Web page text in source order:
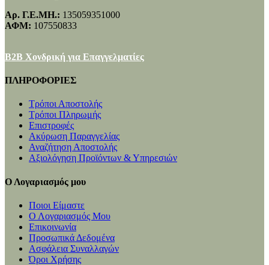
Αρ. Γ.Ε.ΜΗ.: 135059351000
ΑΦΜ: 107550833
B2B Χονδρική για Επαγγελματίες
ΠΛΗΡΟΦΟΡΙΕΣ
Τρόποι Αποστολής
Τρόποι Πληρωμής
Επιστροφές
Ακύρωση Παραγγελίας
Αναζήτηση Αποστολής
Αξιολόγηση Προϊόντων & Υπηρεσιών
Ο Λογαριασμός μου
Ποιοι Είμαστε
Ο Λογαριασμός Μου
Επικοινωνία
Προσωπικά Δεδομένα
Ασφάλεια Συναλλαγών
Όροι Χρήσης